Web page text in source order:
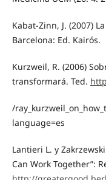
Kabat-Zinn, J. (2007)
Barcelona: Ed. Kairós.
Kurzweil, R. (2006)
transformará. Ted.
/
language=es
Lantieri L. y
Can Work Together”: